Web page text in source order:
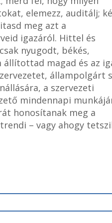
elemezz, auditálj;
meg azt a
igazáról. Hittel és
nyugodt, békés,
állítottad magad és az
állampolgárt
a szervezeti
mindennapi
honosítanak meg a
– vagy ahogy